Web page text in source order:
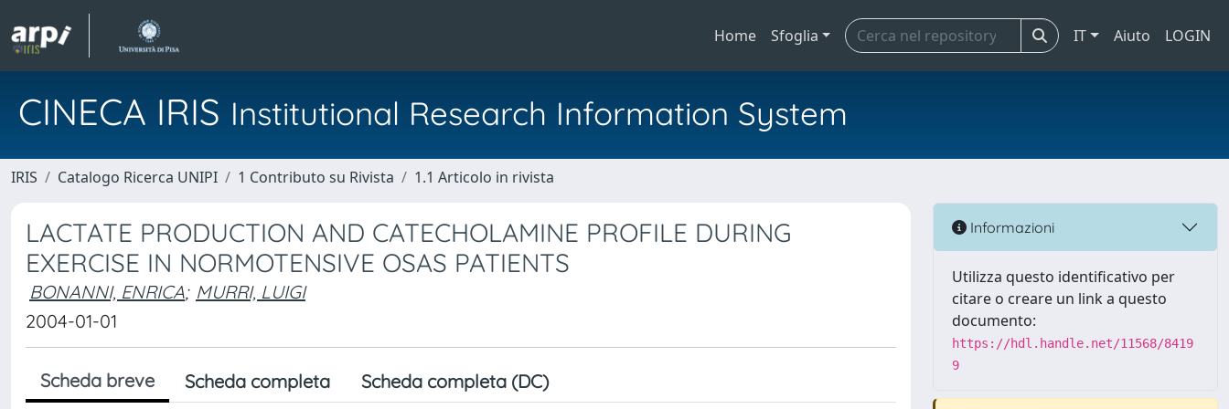
Home Sfoglia IT Aiuto LOGIN
CINECA IRIS Institutional Research Information System
IRIS Catalogo Ricerca UNIPI 1 Contributo su Rivista 1.1 Articolo in rivista
LACTATE PRODUCTION AND CATECHOLAMINE PROFILE DURING
EXERCISE IN NORMOTENSIVE OSAS PATIENTS
BONANNI, ENRICA; MURRI, LUIGI
2004-01-01
Scheda breve Scheda completa Scheda completa (DC)
Informazioni
Utilizza questo identificativo per
citare o creare un link a questo
documento:
https://hdl.handle.net/11568/8419
9